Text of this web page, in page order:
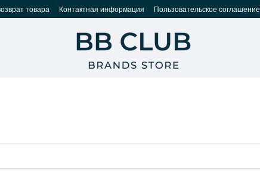
товара Контактная информация Пользовательское соглашение